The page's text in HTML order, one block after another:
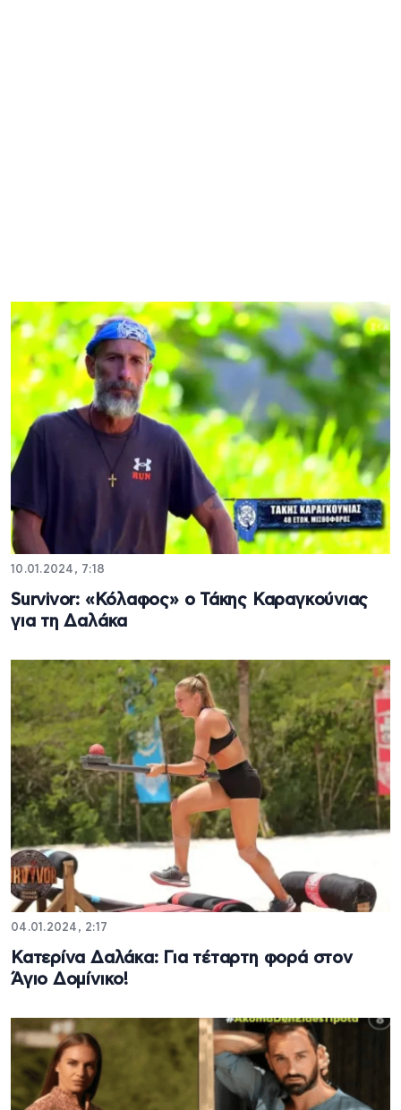
10.01.2024, 7:18
Survivor: «Κόλαφος» ο Τάκης Καραγκούνιας
για τη Δαλάκα
04.01.2024, 2:17
Κατερίνα Δαλάκα: Για τέταρτη φορά στον
Άγιο Δομίνικο!